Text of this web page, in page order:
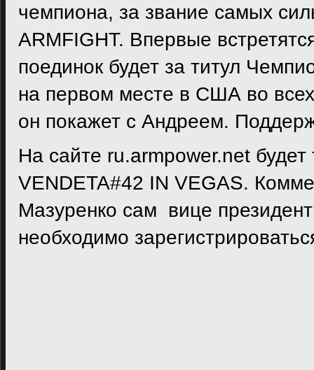
чемпиона, за звание самых
ARMFIGHT. Впервые
поединок будет за титул
на первом месте в США во
он покажет с Андреем.
На сайте ru.armpower.net
VENDETA#42 IN VEGAS.
Мазуренко сам вице
необходимо